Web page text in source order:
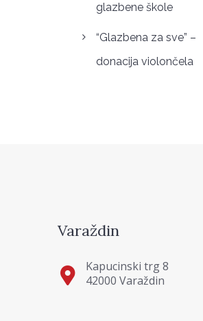
glazbene škole
“Glazbena za sve” –
donacija violončela
Varaždin
Kapucinski trg 8
42000 Varaždin